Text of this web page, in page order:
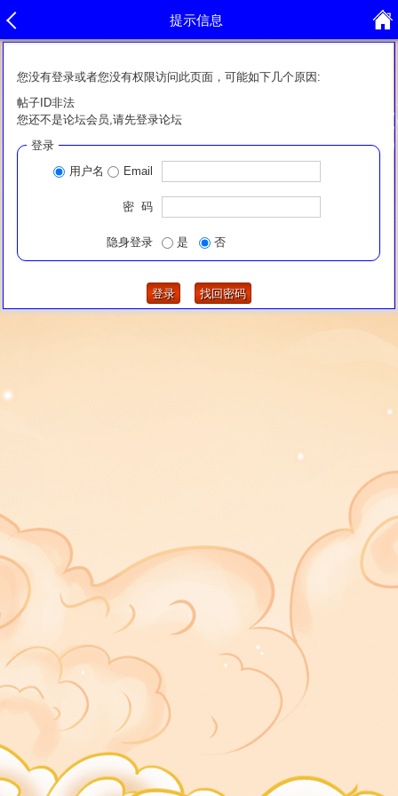
提示信息
您没有登录或者您没有权限访问此页面，可能如下几个原因:
帖子ID非法
您还不是论坛会员,请先登录论坛
登录
用户名
Email
密 码
隐身登录 是 否